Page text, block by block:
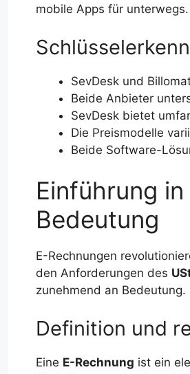
mobile Apps für unterwegs.
SevDesk und
Beide Anbieter
SevDesk bietet
Die Preismodelle
Beide Software-
Einführung
Bedeutung
E-Rechnungen
den Anforderungen des
zunehmend an Bedeutung.
Definition und
Eine E-Rechnung ist ein